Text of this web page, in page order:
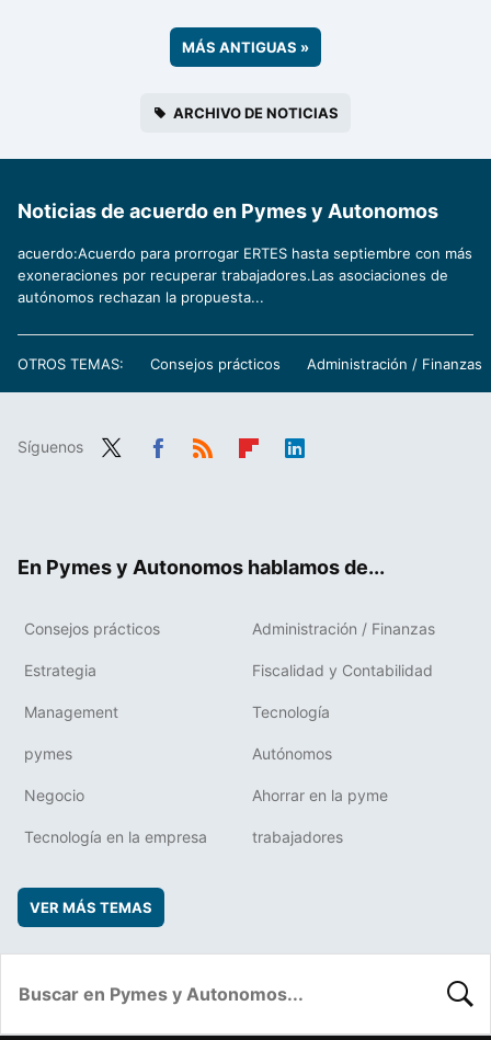
MÁS ANTIGUAS »
ARCHIVO DE NOTICIAS
Noticias de acuerdo en Pymes y Autonomos
acuerdo:Acuerdo para prorrogar ERTES hasta septiembre con más
exoneraciones por recuperar trabajadores.Las asociaciones de
autónomos rechazan la propuesta...
OTROS TEMAS: Consejos prácticos Administración / Finanzas
Síguenos
En Pymes y Autonomos hablamos de...
Consejos prácticos Administración / Finanzas
Estrategia Fiscalidad y Contabilidad
Management Tecnología
pymes Autónomos
Negocio Ahorrar en la pyme
Tecnología en la empresa trabajadores
VER MÁS TEMAS